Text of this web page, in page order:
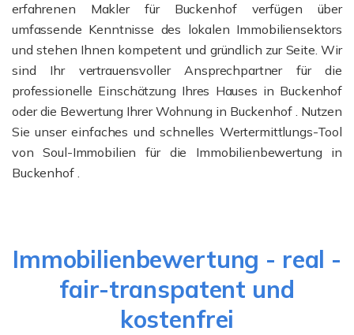
erfahrenen Makler für Buckenhof verfügen über
umfassende Kenntnisse des lokalen Immobiliensektors
und stehen Ihnen kompetent und gründlich zur Seite. Wir
sind Ihr vertrauensvoller Ansprechpartner für die
professionelle Einschätzung Ihres Hauses in Buckenhof
oder die Bewertung Ihrer Wohnung in Buckenhof . Nutzen
Sie unser einfaches und schnelles Wertermittlungs-Tool
von Soul-Immobilien für die Immobilienbewertung in
Buckenhof .
Immobilienbewertung - real -
fair-transpatent und
kostenfrei